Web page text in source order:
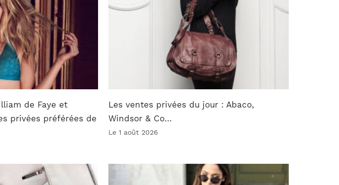
de Faye et
privées préférées de
Les ventes privées du jour : Abaco,
Windsor & Co…
Le 1 août 2026